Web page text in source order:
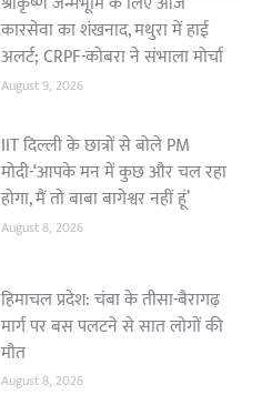
कारसेवा का शंखनाद, मथुरा में हाई
अलर्ट; CRPF-कोबरा ने संभाला मोर्चा
August 9, 2026
IIT दिल्ली के छात्रों से बोले PM
मोदी-‘आपके मन में कुछ और चल रहा
होगा, मैं तो बाबा बागेश्वर नहीं हूं’
August 8, 2026
हिमाचल प्रदेश: चंबा के तीसा-बैरागढ़
मार्ग पर बस पलटने से सात लोगों की
मौत
August 8, 2026